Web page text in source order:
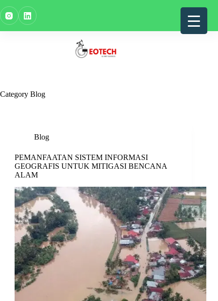
to
content
Category Blog
Blog
PEMANFAATAN SISTEM INFORMASI
GEOGRAFIS UNTUK MITIGASI BENCANA
ALAM